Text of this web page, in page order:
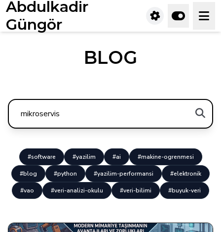
Abdulkadir
Güngör
BLOG
#software #yazilim #ai #makine-ogrenmesi
#blog #python #yazilim-performansi #elektronik
#vao #veri-analizi-okulu #veri-bilimi #buyuk-veri